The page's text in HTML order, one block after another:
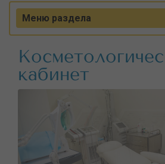
Меню раздела
кабинет